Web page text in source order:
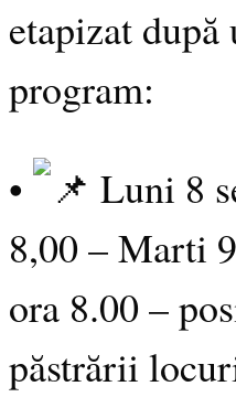
etapizat
program:
•
Luni 8
8,00 – Marti
ora 8.00 –
păstrării